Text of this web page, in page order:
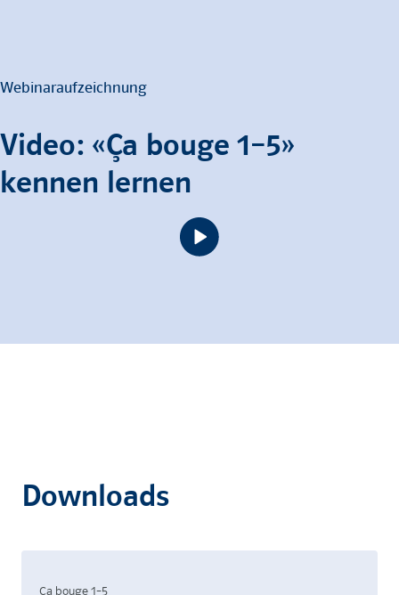
Webinaraufzeichnung
Video: «Ça bouge 1–5»
kennen lernen
Play
Downloads
Ça bouge 1–5